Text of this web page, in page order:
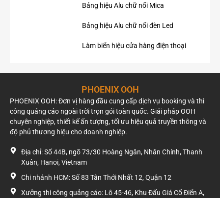
Bảng hiệu Alu chữ nổi Mica
Bảng hiệu Alu chữ nổi đèn Led
Làm biển hiệu cửa hàng điện thoại
PHOENIX OOH
PHOENIX OOH: Đơn vị hàng đầu cung cấp dịch vụ booking và thi
công quảng cáo ngoài trời trọn gói toàn quốc. Giải pháp OOH
chuyên nghiệp, thiết kế ấn tượng, tối ưu hiệu quả truyền thông và
độ phủ thương hiệu cho doanh nghiệp.
Địa chỉ: Số 44B, ngõ 73/30 Hoàng Ngân, Nhân Chính, Thanh
Xuân, Hanoi, Vietnam
Chi nhánh HCM: Số 83 Tân Thới Nhất 12, Quận 12
Xưởng thi công quảng cáo: Lô 45-46, Khu Đấu Giá Cổ Điển A,